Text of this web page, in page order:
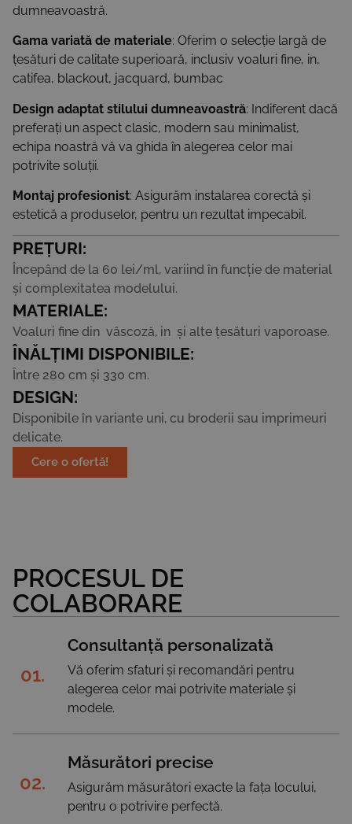
dumneavoastră.
Gama variată de materiale: Oferim o selecție largă de
țesături de calitate superioară, inclusiv voaluri fine, in,
catifea, blackout, jacquard, bumbac
Design adaptat stilului dumneavoastră: Indiferent dacă
preferați un aspect clasic, modern sau minimalist,
echipa noastră vă va ghida în alegerea celor mai
potrivite soluții.
Montaj profesionist: Asigurăm instalarea corectă și
estetică a produselor, pentru un rezultat impecabil.
PREȚURI:
Începând de la 60 lei/ml, variind în funcție de material
și complexitatea modelului.
MATERIALE:
Voaluri fine din vâscoză, in și alte țesături vaporoase.
ÎNĂLȚIMI DISPONIBILE:
Între 280 cm și 330 cm.
DESIGN:
Disponibile în variante uni, cu broderii sau imprimeuri
delicate.
Cere o ofertă!
PROCESUL DE
COLABORARE
01.
Consultanță personalizată
Vă oferim sfaturi și recomandări pentru
alegerea celor mai potrivite materiale și
modele.
02.
Măsurători precise
Asigurăm măsurători exacte la fața locului,
pentru o potrivire perfectă.